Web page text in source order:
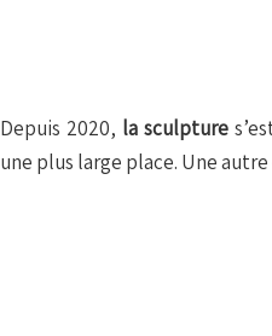
Depuis 2020, la sculpture
une plus large place. Une